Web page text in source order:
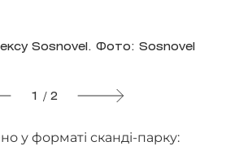
Sosnovel. Фото: Sosnovel
1 / 2
у форматі сканді-парку: